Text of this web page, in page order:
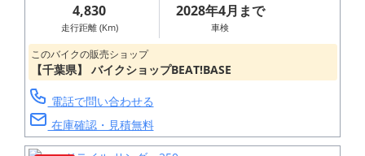
4,830
走行距離 (Km)
2028年4月まで
車検
このバイクの販売ショップ
【千葉県】 バイクショップBEAT!BASE
電話で問い合わせる
在庫確認・見積無料